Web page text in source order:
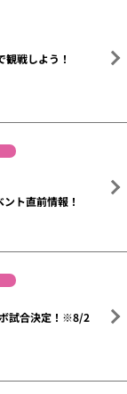
観戦しよう！
ト直前情報！
ボ試合決定！※8/2